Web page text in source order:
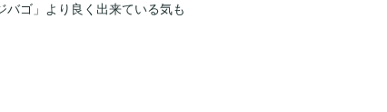
ゴ」より良く出来ている気も